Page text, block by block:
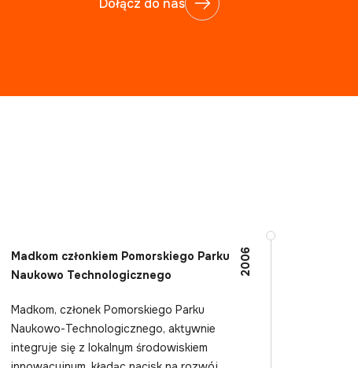
Dołącz do nas
Madkom członkiem Pomorskiego Parku
Naukowo Technologicznego
2006
Madkom, członek Pomorskiego Parku
Naukowo-Technologicznego, aktywnie
integruje się z lokalnym środowiskiem